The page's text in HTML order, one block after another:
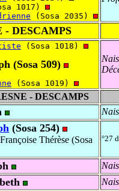
1017)
(Sosa 2035)
- DESCAMPS
(Sosa 1018)
(Sosa 509)
(Sosa 1019)
- DESCAMPS
(Sosa 254)
Thérèse (Sosa
°27